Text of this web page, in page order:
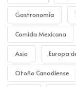
Gastronomía
Comida Mexicana
Asia Europa
Otoño Canadiense